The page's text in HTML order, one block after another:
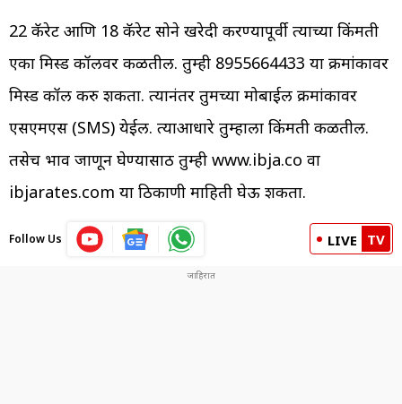
22 कॅरेट आणि 18 कॅरेट सोने खरेदी करण्यापूर्वी त्याच्या किंमती
एका मिस्ड कॉलवर कळतील. तुम्ही 8955664433 या क्रमांकावर
मिस्ड कॉल करु शकता. त्यानंतर तुमच्या मोबाईल क्रमांकावर
एसएमएस (SMS) येईल. त्याआधारे तुम्हाला किंमती कळतील.
तसेच भाव जाणून घेण्यासाठी तुम्ही www.ibja.co वा
ibjarates.com या ठिकाणी माहिती घेऊ शकता.
Follow Us LIVE TV